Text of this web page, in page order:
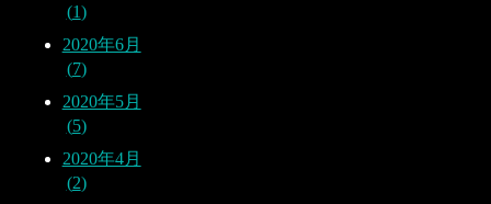
1
2020年6月
7
2020年5月
5
2020年4月
2